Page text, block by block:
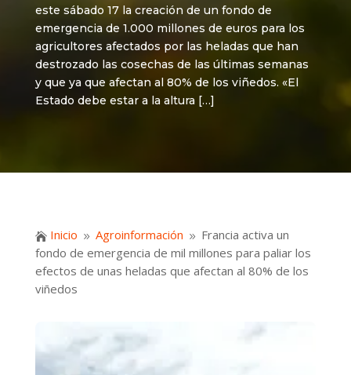
este sábado 17 la creación de un fondo de
emergencia de 1.000 millones de euros para los
agricultores afectados por las heladas que han
destrozado las cosechas de las últimas semanas
y que ya que afectan al 80% de los viñedos. «El
Estado debe estar a la altura […]
 Inicio 9 Agroinformación 9 Francia activa un
fondo de emergencia de mil millones para paliar los
efectos de unas heladas que afectan al 80% de los
viñedos